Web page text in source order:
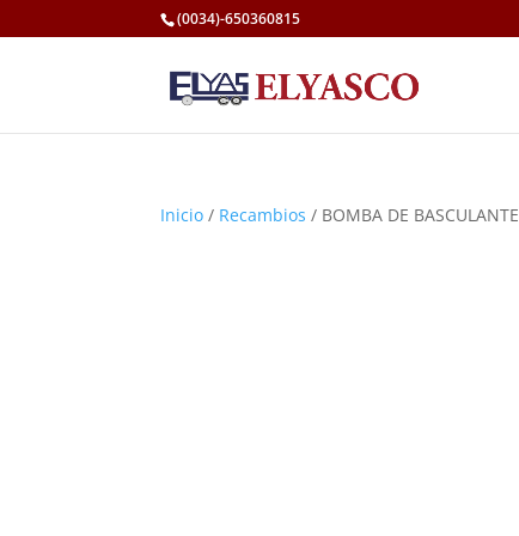
(0034)-650360815
Inicio / Recambios / BOMBA DE BASCULANTE